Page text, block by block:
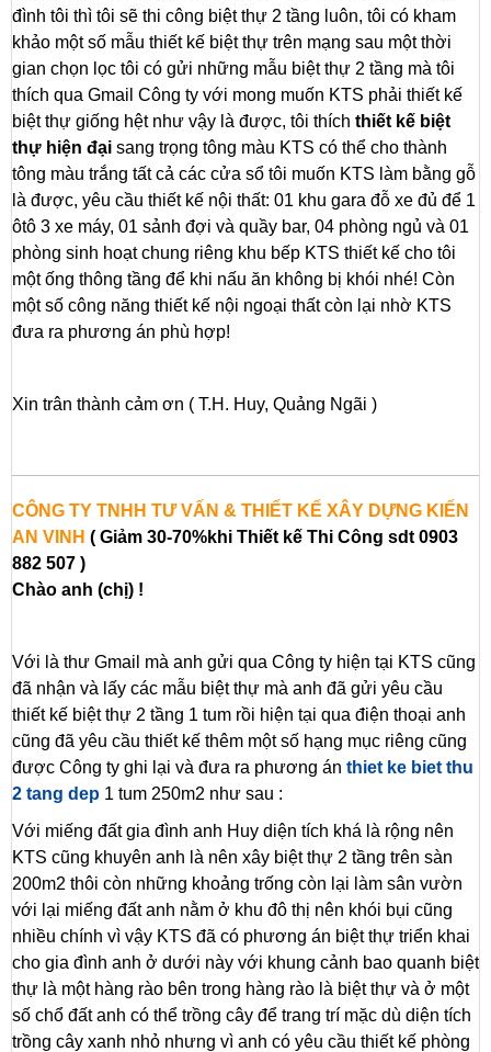
đình tôi thì tôi sẽ thi công biệt thự 2 tầng luôn, tôi có kham
khảo một số mẫu thiết kế biệt thự trên mạng sau một thời
gian chọn lọc tôi có gửi những mẫu biệt thự 2 tầng mà tôi
thích qua Gmail Công ty với mong muốn KTS phải thiết kế
biệt thự giống hệt như vậy là được, tôi thích thiết kế biệt
thự hiện đại sang trọng tông màu KTS có thể cho thành
tông màu trắng tất cả các cửa sổ tôi muốn KTS làm bằng gỗ
là được, yêu cầu thiết kế nội thất: 01 khu gara đỗ xe đủ để 1
ôtô 3 xe máy, 01 sảnh đợi và quầy bar, 04 phòng ngủ và 01
phòng sinh hoạt chung riêng khu bếp KTS thiết kế cho tôi
một ống thông tầng để khi nấu ăn không bị khói nhé! Còn
một số công năng thiết kế nội ngoại thất còn lại nhờ KTS
đưa ra phương án phù hợp!
Xin trân thành cảm ơn ( T.H. Huy, Quảng Ngãi )
CÔNG TY TNHH TƯ VẤN & THIẾT KẾ XÂY DỰNG KIẾN
AN VINH ( Giảm 30-70%khi Thiết kế Thi Công sdt 0903
882 507 )
Chào anh (chị) !
Với là thư Gmail mà anh gửi qua Công ty hiện tại KTS cũng
đã nhận và lấy các mẫu biệt thự mà anh đã gửi yêu cầu
thiết kế biệt thự 2 tầng 1 tum rồi hiện tại qua điện thoại anh
cũng đã yêu cầu thiết kế thêm một số hạng mục riêng cũng
được Công ty ghi lại và đưa ra phương án thiet ke biet thu
2 tang dep 1 tum 250m2 như sau :
Với miếng đất gia đình anh Huy diện tích khá là rộng nên
KTS cũng khuyên anh là nên xây biệt thự 2 tầng trên sàn
200m2 thôi còn những khoảng trống còn lại làm sân vườn
với lại miếng đất anh nằm ở khu đô thị nên khói bụi cũng
nhiều chính vì vậy KTS đã có phương án biệt thự triển khai
cho gia đình anh ở dưới này với khung cảnh bao quanh biệt
thự là một hàng rào bên trong hàng rào là biệt thự và ở một
số chổ đất anh có thể trồng cây để trang trí mặc dù diện tích
trồng cây xanh nhỏ nhưng vì anh có yêu cầu thiết kế phòng